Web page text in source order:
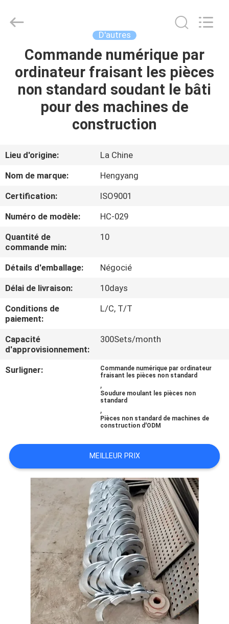
MAISON
PRODUITS
DE
NOUS
VISITE
D'USINE
CONTRÔLE
DE
QUALITÉ
CONTACTEZ-
NOUS
NOUVELLES
DU
SITE
POLITIQUE
CONFIDENTIALITÉ
Zhengzhou
Hengyang
D'autres
Commande numérique par
ordinateur fraisant les pièces
non standard soudant le bâti
pour des machines de
construction
Lieu d'origine:
La Chine
Nom de marque:
Hengyang
Certification:
ISO9001
Numéro de modèle:
HC-029
Quantité de
commande min:
10
Détails d'emballage:
Négocié
Délai de livraison:
10days
Conditions de
paiement:
L/C, T/T
Capacité
d'approvisionnement:
300Sets/month
Surligner:
Commande numérique par ordinateur
fraisant les pièces non standard
,
Soudure moulant les pièces non
standard
,
Pièces non standard de machines de
construction d'ODM
MEILLEUR PRIX